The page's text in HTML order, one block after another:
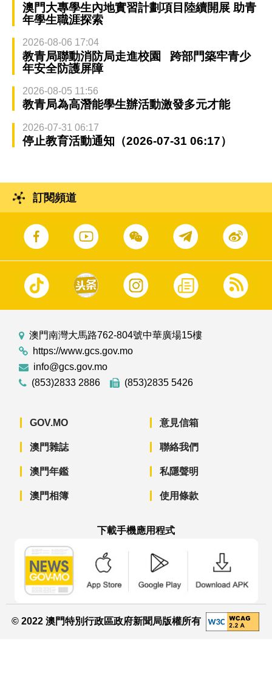
澳門大專學生內地實習計劃項目陸續開展 助青
年學生職涯探索
2026-08-06 17:04
教青局聯動消防局走進校園 跨部門築牢青少
年安全防護屏障
2026-08-05 11:56
教青局為高潛能學生辦活動激發多元才能
2026-07-31 06:17
停止教育活動通知（2026-07-31 06:17）
訂閱頻道
澳門南灣大馬路762-804號中華廣場15樓
https://www.gcs.gov.mo
info@gcs.gov.mo
(853)2833 2886
(853)2835 5426
GOV.MO
澳門雜誌
澳門年鑑
澳門相簿
意見信箱
聯絡我們
私隱聲明
使用條款
下載手機應用程式
© 2022 澳門特別行政區政府新聞局版權所有